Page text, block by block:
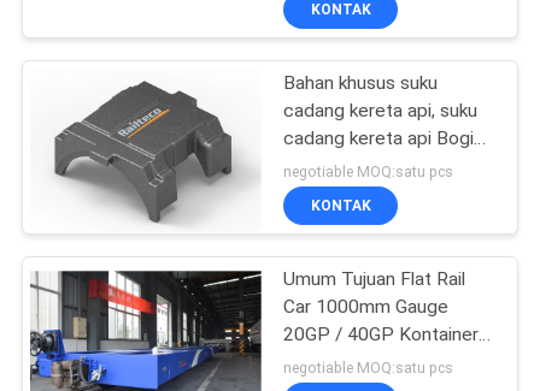
PRIVACY
POLICY
KONTAK
Bahan khusus suku
cadang kereta api, suku
cadang kereta api Bogie
Adapter
negotiable MOQ:satu pcs
KONTAK
Umum Tujuan Flat Rail
Car 1000mm Gauge
20GP / 40GP Kontainer
Flat Wagon Flat Car
negotiable MOQ:satu pcs